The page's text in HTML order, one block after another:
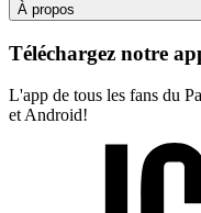
À propos
Téléchargez notre
L'app de tous les fans du
et Android!